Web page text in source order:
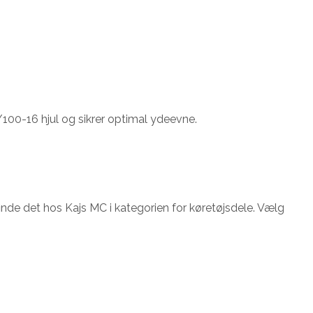
16 hjul og sikrer optimal ydeevne.
det hos Kajs MC i kategorien for køretøjsdele. Vælg